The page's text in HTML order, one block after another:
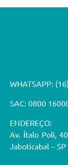
WHATSAPP:
SAC: 0800
ENDEREÇO:
Av. Ítalo Poli,
Jaboticabal – SP